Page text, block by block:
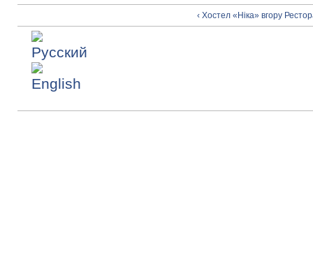
‹ Хостел «Ніка» вгору